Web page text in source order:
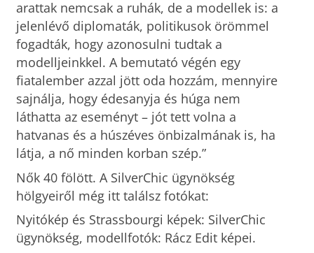
arattak nemcsak a ruhák, de a modellek is: a
jelenlévő diplomaták, politikusok örömmel
fogadták, hogy azonosulni tudtak a
modelljeinkkel. A bemutató végén egy
fiatalember azzal jött oda hozzám, mennyire
sajnálja, hogy édesanyja és húga nem
láthatta az eseményt – jót tett volna a
hatvanas és a húszéves önbizalmának is, ha
látja, a nő minden korban szép.”
Nők 40 fölött. A SilverChic ügynökség
hölgyeiről még itt találsz fotókat:
Nyitókép és Strassbourgi képek: SilverChic
ügynökség, modellfotók: Rácz Edit képei.